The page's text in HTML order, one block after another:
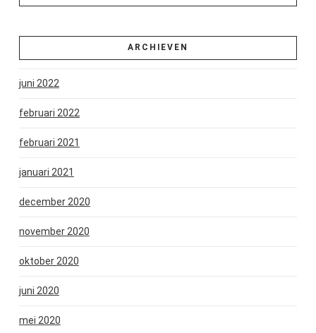
ARCHIEVEN
juni 2022
februari 2022
februari 2021
januari 2021
december 2020
november 2020
oktober 2020
juni 2020
mei 2020